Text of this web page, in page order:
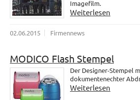
Imagefilm.
Weiterlesen
02.06.2015 Firmennews
MODICO Flash Stempel
Der Designer-Stempel
dokumentenechter
Weiterlesen